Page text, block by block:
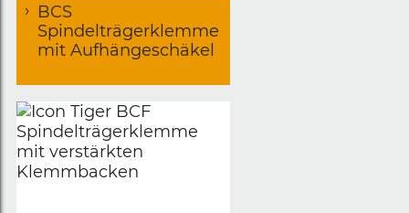
BCS
Spindelträgerklemme
mit Aufhängeschäkel